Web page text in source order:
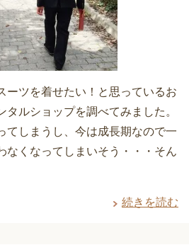
ーツを着せたい！と思っているお
ルショップを調べてみました。
てしまうし、今は成長期なので一
なくなってしまいそう・・・そん
続きを読む